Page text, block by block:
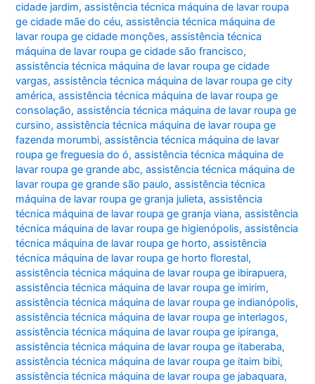
cidade jardim,assistência técnica máquina de lavar roupa
ge cidade mãe do céu,assistência técnica máquina de
lavar roupa ge cidade monções,assistência técnica
máquina de lavar roupa ge cidade são francisco,
assistência técnica máquina de lavar roupa ge cidade
vargas,assistência técnica máquina de lavar roupa ge city
américa,assistência técnica máquina de lavar roupa ge
consolação,assistência técnica máquina de lavar roupa ge
cursino,assistência técnica máquina de lavar roupa ge
fazenda morumbi,assistência técnica máquina de lavar
roupa ge freguesia do ó,assistência técnica máquina de
lavar roupa ge grande abc,assistência técnica máquina de
lavar roupa ge grande são paulo,assistência técnica
máquina de lavar roupa ge granja julieta,assistência
técnica máquina de lavar roupa ge granja viana,assistência
técnica máquina de lavar roupa ge higienópolis,assistência
técnica máquina de lavar roupa ge horto,assistência
técnica máquina de lavar roupa ge horto florestal,
assistência técnica máquina de lavar roupa ge ibirapuera,
assistência técnica máquina de lavar roupa ge imirim,
assistência técnica máquina de lavar roupa ge indianópolis,
assistência técnica máquina de lavar roupa ge interlagos,
assistência técnica máquina de lavar roupa ge ipiranga,
assistência técnica máquina de lavar roupa ge itaberaba,
assistência técnica máquina de lavar roupa ge itaim bibi,
assistência técnica máquina de lavar roupa ge jabaquara,